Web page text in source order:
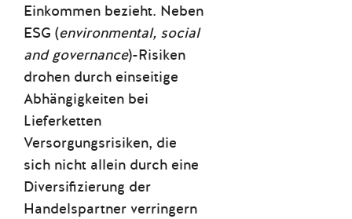
Einkommen bezieht. Neben
ESG (environmental, social
and governance)-Risiken
drohen durch einseitige
Abhängigkeiten bei
Lieferketten
Versorgungsrisiken, die
sich nicht allein durch eine
Diversifizierung der
Handelspartner verringern